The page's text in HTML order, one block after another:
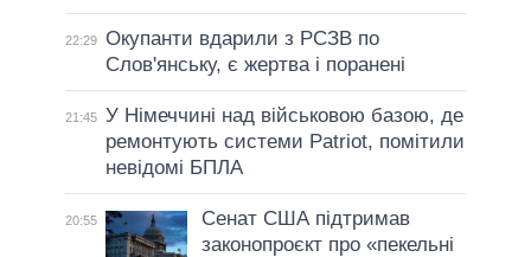
22:29 Окупанти вдарили з РСЗВ по
Слов'янську, є жертва і поранені
21:45 У Німеччині над військовою базою, де
ремонтують системи Patriot, помітили
невідомі БПЛА
20:55
Сенат США підтримав
законопроєкт про «пекельні